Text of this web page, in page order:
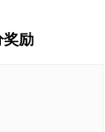
奖励